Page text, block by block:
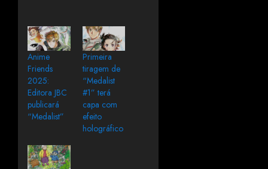
Anime
Friends
2025:
Editora JBC
publicará
“Medalist”
Primeira
tiragem de
“Medalist
#1” terá
capa com
efeito
holográfico